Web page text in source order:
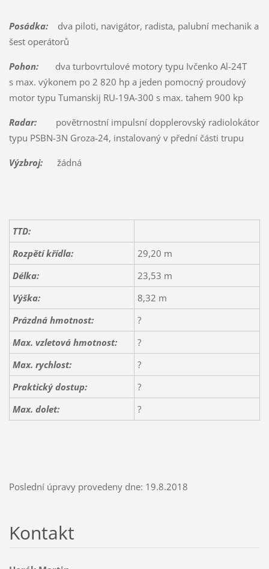
Posádka:dva piloti, navigátor, radista, palubní mechanik a
šest operátorů
Pohon:dva turbovrtulové motory typu Ivčenko Al-24T
s max. výkonem po 2 820 hp a jeden pomocný proudový
motor typu Tumanskij RU-19A-300 s max. tahem 900 kp
Radar:povětrnostní impulsní dopplerovský radiolokátor
typu PSBN-3N Groza-24, instalovaný v přední části trupu
Výzbroj:žádná
TTD:
Rozpětí křídla:
29,20 m
Délka:
23,53 m
Výška:
8,32 m
Prázdná hmotnost:
?
Max. vzletová hmotnost:
?
Max. rychlost:
?
Praktický dostup:
?
Max. dolet:
?
Poslední úpravy provedeny dne: 19.8.2018
Kontakt